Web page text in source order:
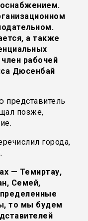
а также
рабочей
Дюсенбай
представитель
позже,
города,
— Темиртау,
Семей,
то мы будем